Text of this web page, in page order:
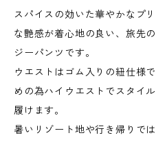
スパイスの効いた華やかなプ
な艶感が着心地の良い、旅先
ジーパンツです。
ウエストはゴム入りの紐仕様
めの為ハイウエストでスタイ
履けます。
暑いリゾート地や行き帰りで